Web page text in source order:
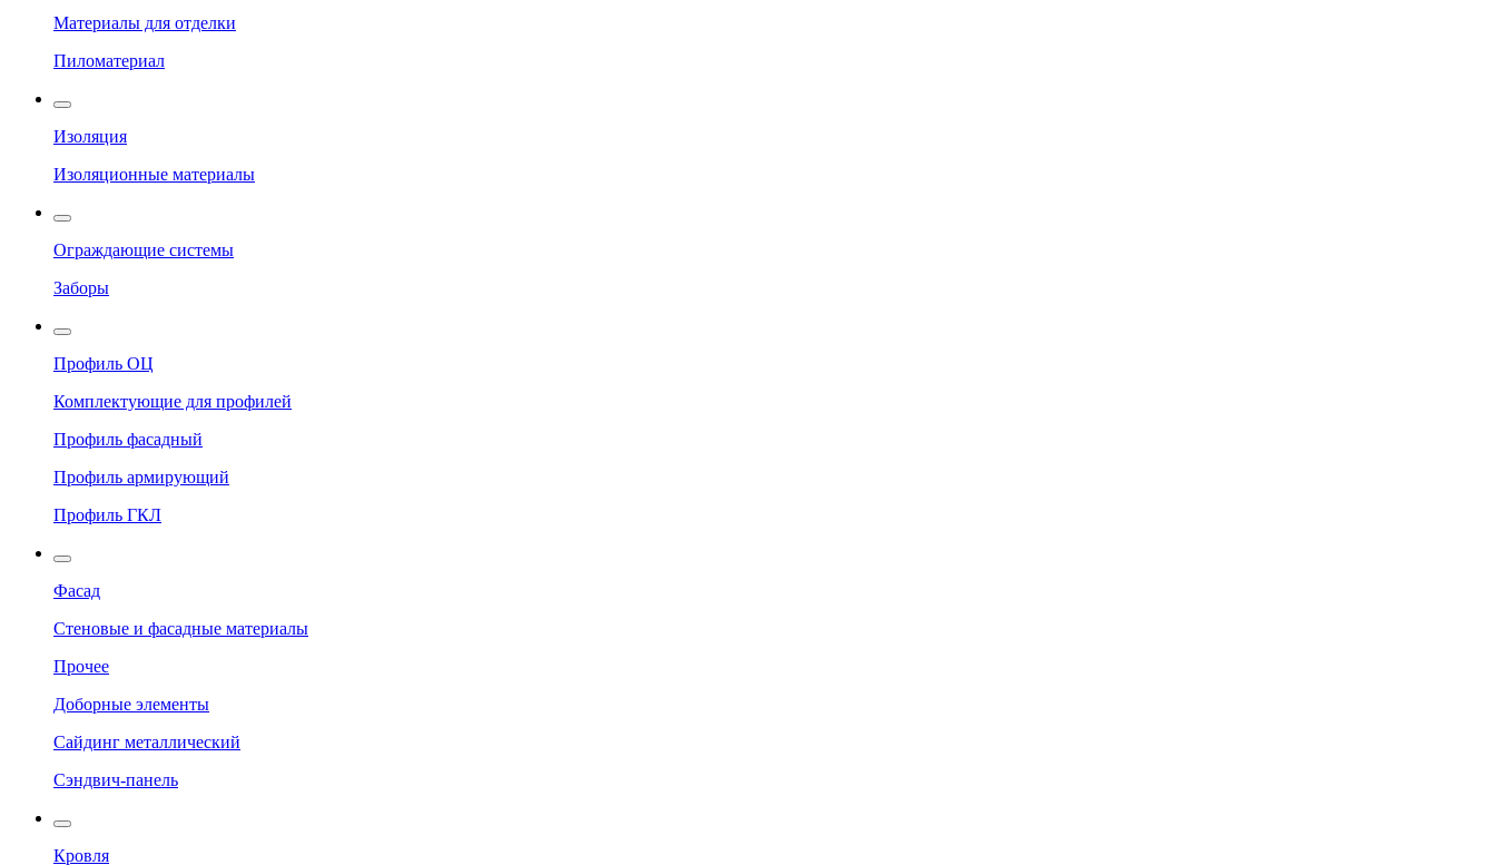
Материалы для отделки
Пиломатериал
Изоляция
Изоляционные материалы
Ограждающие системы
Заборы
Профиль ОЦ
Комплектующие для профилей
Профиль фасадный
Профиль армирующий
Профиль ГКЛ
Фасад
Стеновые и фасадные материалы
Прочее
Доборные элементы
Сайдинг металлический
Сэндвич-панель
Кровля